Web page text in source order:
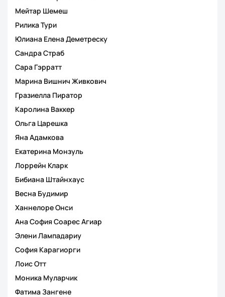
Мейтар Шемеш
Рилика Тури
Юлиана Елена Деметреску
Сандра Страб
Сара Гэрратт
Марина Вишнич Живкович
Гразиелла Пиратор
Каролина Ваккер
Ольга Царешка
Яна Адамкова
Екатерина Монзуль
Лоррейн Кларк
Бибиана Штайнхаус
Весна Будимир
Ханнелоре Онси
Ана София Соарес Агиар
Элени Лампадариу
София Карагиорги
Лоис Отт
Моника Муларчик
Фатима Зангене